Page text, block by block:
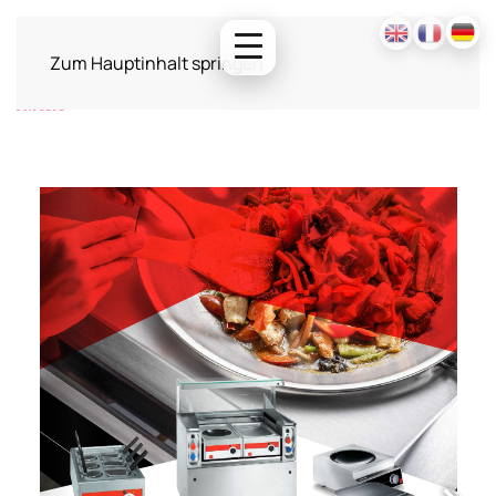
Zum Hauptinhalt springen